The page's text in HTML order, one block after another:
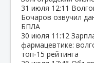
31 июля 12:11
Бочаров озвучил
БПЛА
30 июля 11:12
фармацевтике:
топ‑15 рейтинга